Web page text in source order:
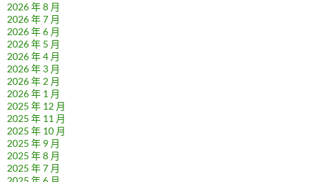
2026 年 8 月
2026 年 7 月
2026 年 6 月
2026 年 5 月
2026 年 4 月
2026 年 3 月
2026 年 2 月
2026 年 1 月
2025 年 12 月
2025 年 11 月
2025 年 10 月
2025 年 9 月
2025 年 8 月
2025 年 7 月